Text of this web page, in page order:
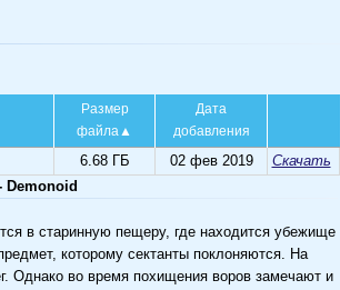
Размер
файла
Дата
добавления
6.68 ГБ 02 фев 2019
Скачать
в старинную пещеру, где находится убежище
которому сектанты поклоняются. На
Однако во время похищения воров замечают и